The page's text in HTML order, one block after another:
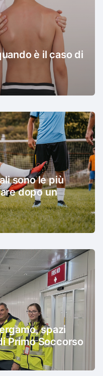
è il caso di
sono le più
dopo un
spazi
Primo Soccorso